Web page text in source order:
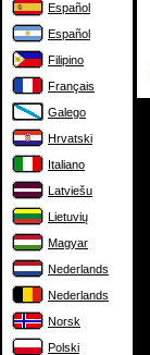
Español
Español
Filipino
Français
Galego
Hrvatski
Italiano
Latviešu
Lietuvių
Magyar
Nederlands
Nederlands
Norsk
Polski